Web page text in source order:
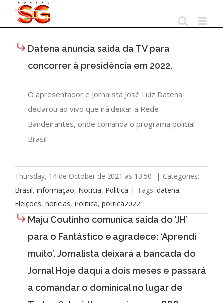
Datena anuncia saída da TV para
concorrer à presidência em 2022.
O apresentador e jornalista José Luiz Datena
declarou ao vivo que irá deixar a Rede
Bandeirantes, onde comanda o programa policial
Brasil
Thursday, 14 de October de 2021 as 13:50 | Categories:
Brasil, informação, Notícia, Politica | Tags: datena,
Eleições, noticias, Politica, politica2022
Maju Coutinho comunica saída do ‘JH’
para o Fantástico e agradece: ‘Aprendi
muito’. Jornalista deixará a bancada do
Jornal Hoje daqui a dois meses e passará
a comandar o dominical no lugar de